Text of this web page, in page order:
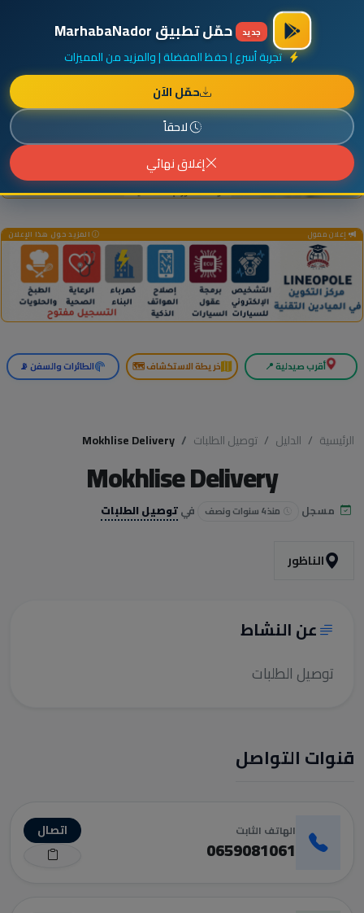
أضف نشاطك مجاناً
جديد حمّل تطبيق MarhabaNador
تجربة أسرع | حفظ المفضلة | والمزيد من المميزات
حمّل الآن
لاحقاً
إغلاق نهائي
إعلان ممول المزيد حول هذا الإعلان
إعلان ممول المزيد حول هذا الإعلان
أقرب صيدلية 📍 خريطة الاستكشاف 🗺️ الطائرات والسفن 📡
الرئيسية الدليل توصيل الطلبات Mokhlise Delivery
Mokhlise Delivery
مسجل منذ 4 سنوات ونصف فيتوصيل الطلبات
الناظور
عن النشاط
توصيل الطلبات
قنوات التواصل
الهاتف الثابت
0659081061
اتصال